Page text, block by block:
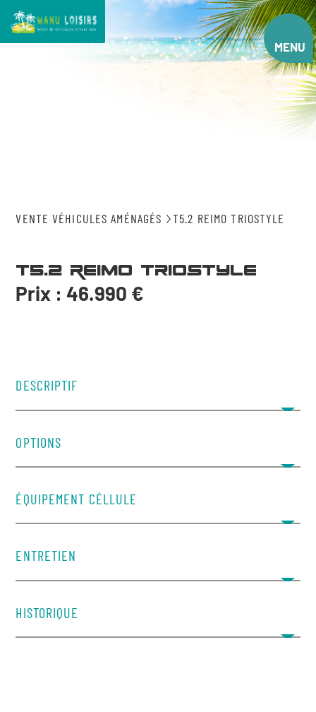
contenu
MENU
VENTE VÉHICULES AMÉNAGÉS T5.2 REIMO TRIOSTYLE
T5.2 Reimo TrioStyle
Prix : 46.990 €
DESCRIPTIF
OPTIONS
ÉQUIPEMENT CÉLLULE
ENTRETIEN
​HISTORIQUE